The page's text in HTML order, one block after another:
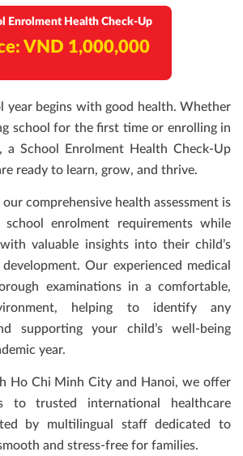
Enrolment Health Check-Up
VND 1,000,000
year begins with good health. Whether
school for the first time or enrolling in
a School Enrolment Health Check-Up
ready to learn, grow, and thrive.
comprehensive health assessment is
enrolment requirements while
valuable insights into their child’s
Our experienced medical
examinations in a comfortable,
helping to identify any
supporting your child’s well-being
year.
Ho Chi Minh City and Hanoi, we offer
to trusted international healthcare
by multilingual staff dedicated to
and stress-free for families.